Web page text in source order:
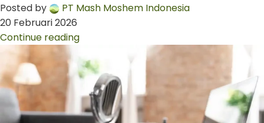
Posted by
PT Mash Moshem Indonesia
20 Februari 2026
Continue reading